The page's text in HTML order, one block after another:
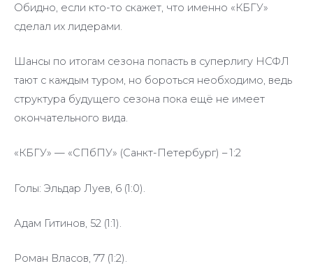
Обидно, если кто-то скажет, что именно «КБГУ»
сделал их лидерами.
Шансы по итогам сезона попасть в суперлигу НСФЛ
тают с каждым туром, но бороться необходимо, ведь
структура будущего сезона пока ещё не имеет
окончательного вида.
«КБГУ» — «СПбПУ» (Санкт-Петербург) – 1:2
Голы: Эльдар Луев, 6 (1:0).
Адам Гитинов, 52 (1:1).
Роман Власов, 77 (1:2).